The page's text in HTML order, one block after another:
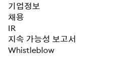
기업정보
채용
IR
지속 가능성 보고서
Whistleblow